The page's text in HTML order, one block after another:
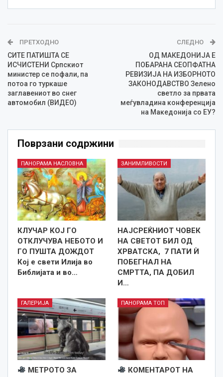
ПРЕТХОДНО
СИТЕ ПАТИШТА СЕ
ИСЧИСТЕНИ Српскиот
министер се пофали, па
потоа го туркаше
заглавениот во снег
автомобил (ВИДЕО)
СЛЕДНО
ОД МАКЕДОНИЈА Е
ПОБАРАНА СЕОПФАТНА
РЕВИЗИЈА НА ИЗБОРНОТО
ЗАКОНОДАВСТВО Зелено
светло за првата
меѓувладина конференција
на Македонија со ЕУ?
Поврзани содржини
ПАНОРАМА НАСЛОВНА
КЛУЧАР КОЈ ГО
ОТКЛУЧУВА НЕБОТО И
ГО ПУШТА ДОЖДОТ
Кој е свети Илија во
Библијата и во…
ЗАНИМЛИВОСТИ
НАЈСРЕЌНИОТ ЧОВЕК
НА СВЕТОТ БИЛ ОД
ХРВАТСКА, 7 ПАТИ Ѝ
ПОБЕГНАЛ НА
СМРТТА, ПА ДОБИЛ
И…
ГАЛЕРИЈА
МЕТРОТО ЗА
ПАНОРАМА ТОП
КОМЕНТАРОТ НА